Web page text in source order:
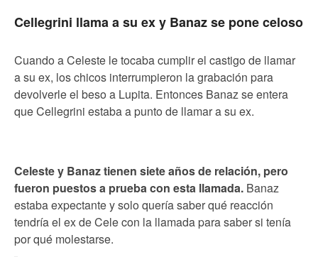
Cellegrini llama a su ex y Banaz se pone celoso
Cuando a Celeste le tocaba cumplir el castigo de llamar
a su ex, los chicos interrumpieron la grabación para
devolverle el beso a Lupita. Entonces Banaz se entera
que Cellegrini estaba a punto de llamar a su ex.
Celeste y Banaz tienen siete años de relación, pero
fueron puestos a prueba con esta llamada. Banaz
estaba expectante y solo quería saber qué reacción
tendría el ex de Cele con la llamada para saber si tenía
por qué molestarse.